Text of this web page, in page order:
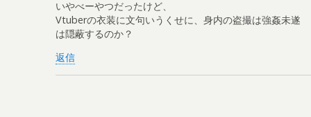
いやべーやつだったけど、
Vtuberの衣装に文句いうくせに、身内の盗撮は強姦未遂
は隠蔽するのか？
返信